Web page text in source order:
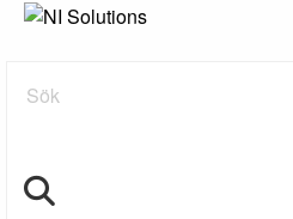
Sök